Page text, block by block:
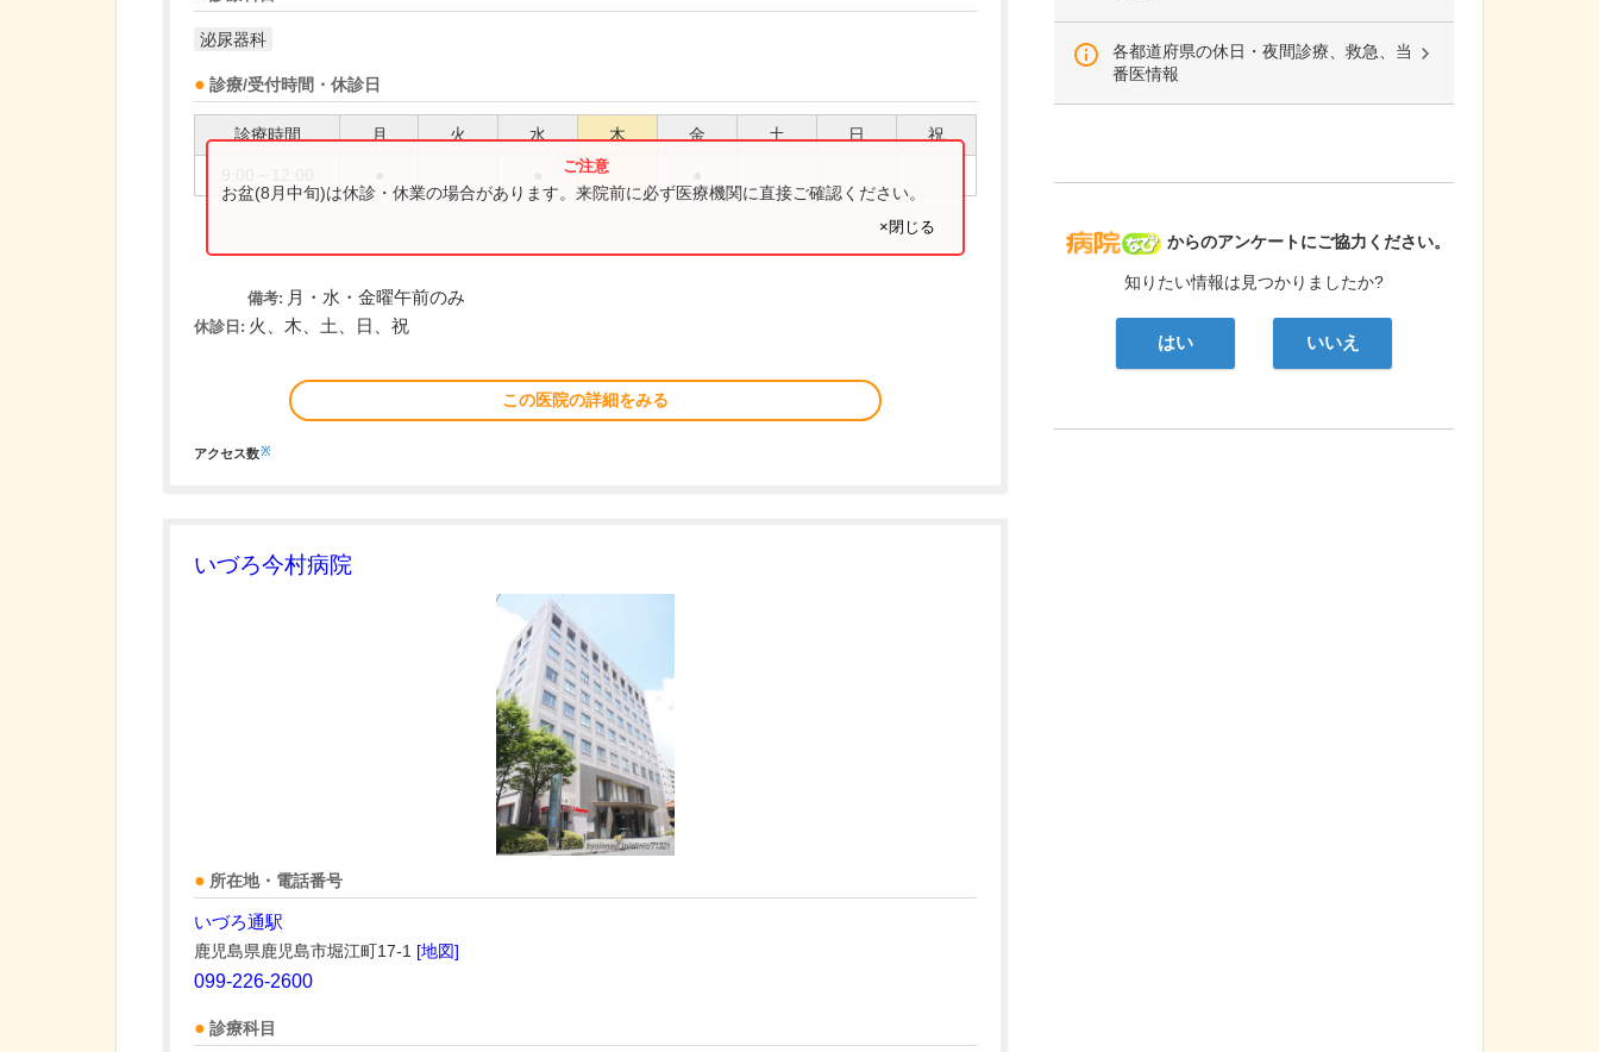
泌尿器科
診療/受付時間・休診日
診療時間 月 火 水 木 金 土 日 祝
お盆(8月中旬)は休診・休業の場合があります。来院前に必ず医療機関に直接ご確認ください。
×閉じる
備考: 月・水・金曜午前のみ
休診日: 火、木、土、日、祝
この医院の詳細をみる
アクセス数※
いづろ今村病院
所在地・電話番号
いづろ通駅
鹿児島県鹿児島市堀江町17-1 [地図]
099-226-2600
診療科目
各都道府県の休日・夜間診療、救急、当
番医情報
病院なび
からのアンケートにご協力ください。
知りたい情報は見つかりましたか?
はい いいえ